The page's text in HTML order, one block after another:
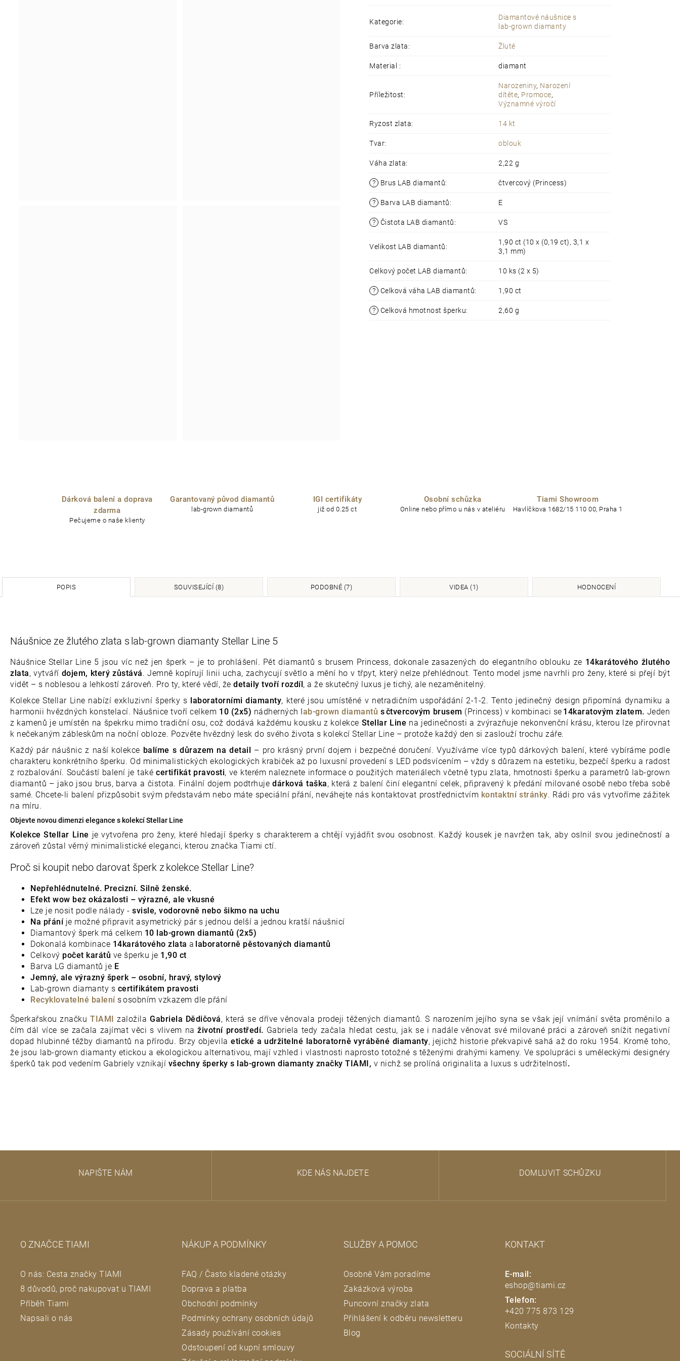
Celkový
ve šperku je1,90 ct
Jemný,
osobní,
Recyklovatelné balení
osobním vzkazem dle přání
Kategorie:
Diamantové náušnice s
lab-grown diamanty
Barva zlata: Žluté
Material : diamant
Příležitost:
Narozeniny, Narození
dítěte, Promoce,
Významné výročí
Ryzost zlata: 14 kt
Tvar: oblouk
Váha zlata: 2,22 g
? Brus LAB diamantů: čtvercový (Princess)
? Barva LAB diamantů: E
? Čistota LAB diamantů: VS
Velikost LAB diamantů:
1,90 ct (10 x (0,19 ct), 3,1 x
3,1 mm)
Celkový počet LAB diamantů: 10 ks (2 x 5)
? Celková váha LAB diamantů: 1,90 ct
? Celková hmotnost šperku: 2,60 g
Dárková balení a doprava
zdarma
Pečujeme o naše klienty
Garantovaný původ diamantů
lab-grown diamantů
IGI certifikáty
již od 0.25 ct
Osobní schůzka
Online nebo přímo u nás v ateliéru
Tiami Showroom
Havlíčkova 1682/15 110 00, Praha 1
POPIS SOUVISEJÍCÍ (8) PODOBNÉ (7) VIDEA (1) HODNOCENÍ
Náušnice ze žlutého zlata s lab-grown diamanty Stellar Line 5
Náušnice Stellar Line 5 jsou víc než jen šperk – je to prohlášení. Pět diamantů s brusem Princess, dokonale zasazených do elegantního oblouku ze 14karátového žlutého
zlata, vytváří dojem, který zůstává. Jemně kopírují linii ucha, zachycují světlo a mění ho v třpyt, který nelze přehlédnout. Tento model jsme navrhli pro ženy, které si přejí být
vidět – s noblesou a lehkostí zároveň. Pro ty, které vědí, že detaily tvoří rozdíl, a že skutečný luxus je tichý, ale nezaměnitelný.
Kolekce Stellar Line nabízí exkluzivní šperky s laboratorními diamanty, které jsou umístěné v netradičním uspořádání 2-1-2. Tento jedinečný design připomíná dynamiku a
harmonii hvězdných konstelací. Náušnice tvoří celkem 10 (2x5) nádherných lab-grown diamantů s čtvercovým brusem (Princess) v kombinaci se 14karatovým zlatem. Jeden
z kamenů je umístěn na špekrku mimo tradiční osu, což dodává každému kousku z kolekce Stellar Line na jedinečnosti a zvýrazňuje nekonvenční krásu, kterou lze přirovnat
k nečekaným zábleskům na noční obloze. Pozvěte hvězdný lesk do svého života s kolekcí Stellar Line – protože každý den si zaslouží trochu záře.
Každý pár náušnic z naší kolekce balíme s důrazem na detail – pro krásný první dojem i bezpečné doručení. Využíváme více typů dárkových balení, které vybíráme podle
charakteru konkrétního šperku. Od minimalistických ekologických krabiček až po luxusní provedení s LED podsvícením – vždy s důrazem na estetiku, bezpečí šperku a radost
z rozbalování. Součástí balení je takécertifikát pravosti, ve kterém naleznete informace o použitých materiálech včetně typu zlata, hmotnosti šperku a parametrů lab-grown
diamantů – jako jsou brus, barva a čistota. Finální dojem podtrhujedárková taška, která z balení činí elegantní celek, připravený k předání milované osobě nebo třeba sobě
samé. Chcete-li balení přizpůsobit svým představám nebo máte speciální přání, neváhejte nás kontaktovat prostřednictvím kontaktní stránky. Rádi pro vás vytvoříme zážitek
na míru.
Objevte novou dimenzi elegance s kolekcí Stellar Line
Kolekce Stellar Line je vytvořena pro ženy, které hledají šperky s charakterem a chtějí vyjádřit svou osobnost. Každý kousek je navržen tak, aby oslnil svou jedinečností a
zároveň zůstal věrný minimalistické eleganci, kterou značka Tiami ctí.
Proč si koupit nebo darovat šperk z kolekce Stellar Line?
Nepřehlédnutelné. Precizní. Silně ženské.
Efekt wow bez okázalosti – výrazné, ale vkusné
Lze je nosit podle nálady - svisle, vodorovně nebo šikmo na uchu
Na přáníje možné připravit asymetrický pár s jednou delší a jednou kratší náušnicí
Diamantový šperk má celkem 10 lab-grown diamantů (2x5)
Dokonalá kombinace 14karátového zlata a laboratorně pěstovaných diamantů
Celkový počet karátů ve šperku je 1,90 ct
Barva LG diamantů je E
Jemný, ale výrazný šperk – osobní, hravý, stylový
Lab-grown diamanty s certifikátem pravosti
Recyklovatelné balenísosobním vzkazem dle přání
Šperkařskou značkuTIAMI založilaGabriela Dědičová, která se dříve věnovala prodeji těžených diamantů. S narozením jejího syna se však její vnímání světa proměnilo a
čím dál více se začala zajímat věci s vlivem naživotní prostředí. Gabriela tedy začala hledat cestu, jak se i nadále věnovat své milované práci a zároveň snížit negativní
dopad hlubinné těžby diamantů na přírodu. Brzy objevilaetické a udržitelné laboratorně vyráběné diamanty, jejichž historie překvapivě sahá až do roku 1954. Kromě toho,
že jsou lab-grown diamanty etickou a ekologickou alternativou, mají vzhled i vlastnosti naprosto totožné s těženými drahými kameny. Ve spolupráci s uměleckými designéry
šperků tak pod vedením Gabriely vznikají všechny šperky s lab-grown diamanty značky TIAMI, v nichž se prolíná originalita a luxus s udržitelností.
NAPIŠTE NÁM KDE NÁS NAJDETE DOMLUVIT SCHŮZKU
O ZNAČCE TIAMI
O nás: Cesta značky TIAMI
8 důvodů, proč nakupovat u TIAMI
Příběh Tiami
Napsali o nás
NÁKUP A PODMÍNKY
FAQ / Často kladené otázky
Doprava a platba
Obchodní podmínky
Podmínky ochrany osobních údajů
Zásady používání cookies
Odstoupení od kupní smlouvy
SLUŽBY A POMOC
Osobně Vám poradíme
Zakázková výroba
Puncovní značky zlata
Přihlášení k odběru newsletteru
Blog
KONTAKT
E-mail:
eshop@tiami.cz
Telefon:
+420 775 873 129
Kontakty
SOCIÁLNÍ SÍTĚ